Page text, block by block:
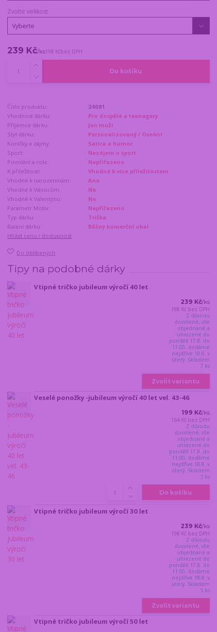
Zvolte velikost
239 Kč/ks198 Kčbez DPH
Do košíku
Číslo produktu:
24081
Vhodnost dárku:
Pro dospělé a teenagery
Příjemce dárku:
Jen muži
Styl dárku:
Personalizovaný / Osobní
Koníčky a zájmy:
Satira a humor
Sport:
Nezájem o sport
Povolání a role:
Nepřířazeno
K příležitosti:
Vhodné k více příležitostem
Vhodné k narozeninám:
Ano
Vhodné k Vánocům:
Ne
Vhodné k Valentýnu:
Ne
Parametr Motiv:
Nepřiřazeno
Typ dárku:
Trička
Balení dárku:
Běžný komerční obal
Hlídat cenu / dostupnost
Do oblíbených
Tipy na podobné dárky
Vtipné tričko jubileum výročí 40 let
239 Kč/ks
198 Kč bez DPH
Z důvodu
dovolené, vše
objednané a
uhrazené do
pondělí 17.8. do
11:00, dodáme
nejdříve 18.8. v
úterý. Skladem
7 ks
Zvolit variantu
Veselé ponožky -jubileum výročí 40 let vel. 43-46
199 Kč/ks
164 Kč bez DPH
Z důvodu
dovolené, vše
objednané a
uhrazené do
pondělí 17.8. do
11:00, dodáme
nejdříve 18.8. v
úterý. Skladem
3 ks
Do košíku
Vtipné tričko jubileum výročí 30 let
239 Kč/ks
198 Kč bez DPH
Z důvodu
dovolené, vše
objednané a
uhrazené do
pondělí 17.8. do
11:00, dodáme
nejdříve 18.8. v
úterý. Skladem
5 ks
Zvolit variantu
Vtipné tričko jubileum výročí 50 let